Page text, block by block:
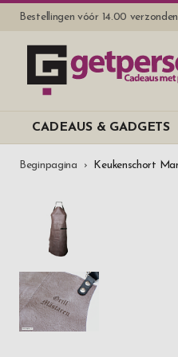
Bestellingen vóór 14.00
CADEAUS & GADGETS
Beginpagina Keukenschort